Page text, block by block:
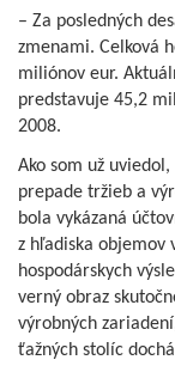
– Za posledných
zmenami. Celková
miliónov eur.
predstavuje 45,2
2008.
Ako som už
prepade tržieb a
bola vykázaná
z hľadiska objemov
hospodárskych
verný obraz
výrobných
ťažných stolíc